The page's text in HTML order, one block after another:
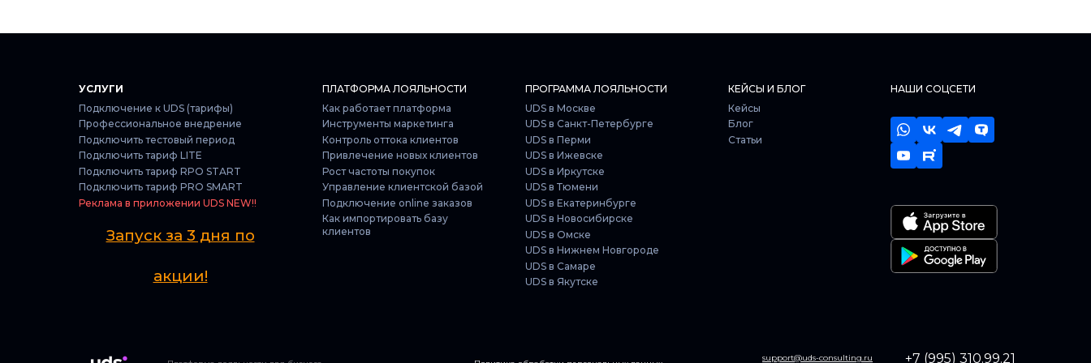
УСЛУГИ
Подключение к UDS (тарифы)
Профессиональное внедрение
Подключить тестовый период
Подключить тариф LITE
Подключить тариф RPO START
Подключить тариф PRO SMART
Реклама в приложении UDS NEW!!
Запуск за 3 дня по
акции!
ПЛАТФОРМА ЛОЯЛЬНОСТИ
Как работает платформа
Инструменты маркетинга
Контроль оттока клиентов
Привлечение новых клиентов
Рост частоты покупок
Управление клиентской базой
Подключение online заказов
Как импортировать базу
клиентов
ПРОГРАММА ЛОЯЛЬНОСТИ
UDS в Москве
UDS в Санкт-Петербурге
UDS в Перми
UDS в Ижевске
UDS в Иркутске
UDS в Тюмени
UDS в Екатеринбурге
UDS в Новосибирске
UDS в Омске
UDS в Нижнем Новгороде
UDS в Самаре
UDS в Якутске
КЕЙСЫ И БЛОГ
Кейсы
Блог
Статьи
НАШИ СОЦСЕТИ
support@uds-consulting.ru +7 (995) 310.99.21